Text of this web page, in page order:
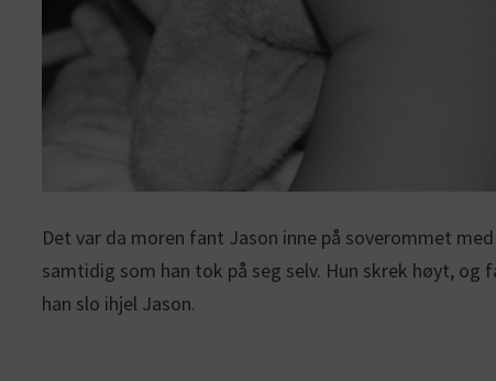
Det var da moren fant Jason inne på soverommet
samtidig som han tok på seg selv. Hun skrek høyt, og
han slo ihjel Jason.